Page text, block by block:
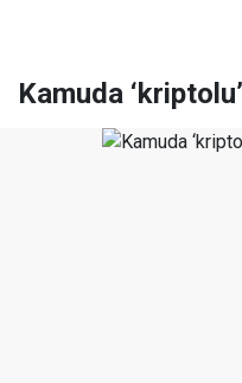
Kamuda